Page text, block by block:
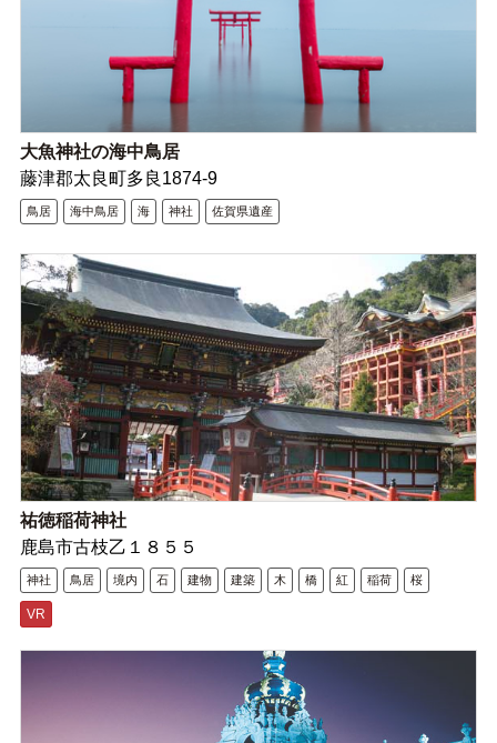
大魚神社の海中鳥居
藤津郡太良町多良1874-9
鳥居 海中鳥居 海 神社 佐賀県遺産
祐徳稲荷神社
鹿島市古枝乙１８５５
神社 鳥居 境内 石 建物 建築 木 橋 紅 稲荷 桜
VR